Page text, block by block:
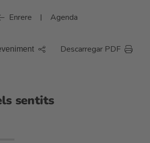
Enrere | Agenda
Descarregar PDF
sentits